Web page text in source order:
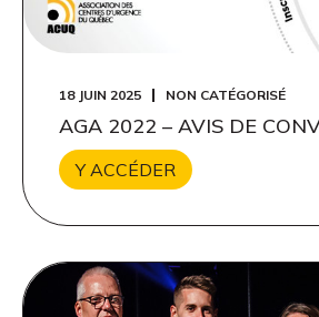
18 JUIN 2025 NON CATÉGORISÉ
AGA 2022 – AVIS DE
Y ACCÉDER